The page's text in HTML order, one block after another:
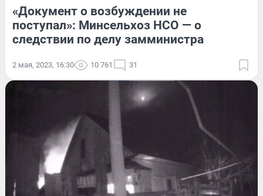
«Документ о возбуждении не
поступал»: Минсельхоз НСО — о
следствии по делу замминистра
2 мая, 2023, 16:30 10 761 31